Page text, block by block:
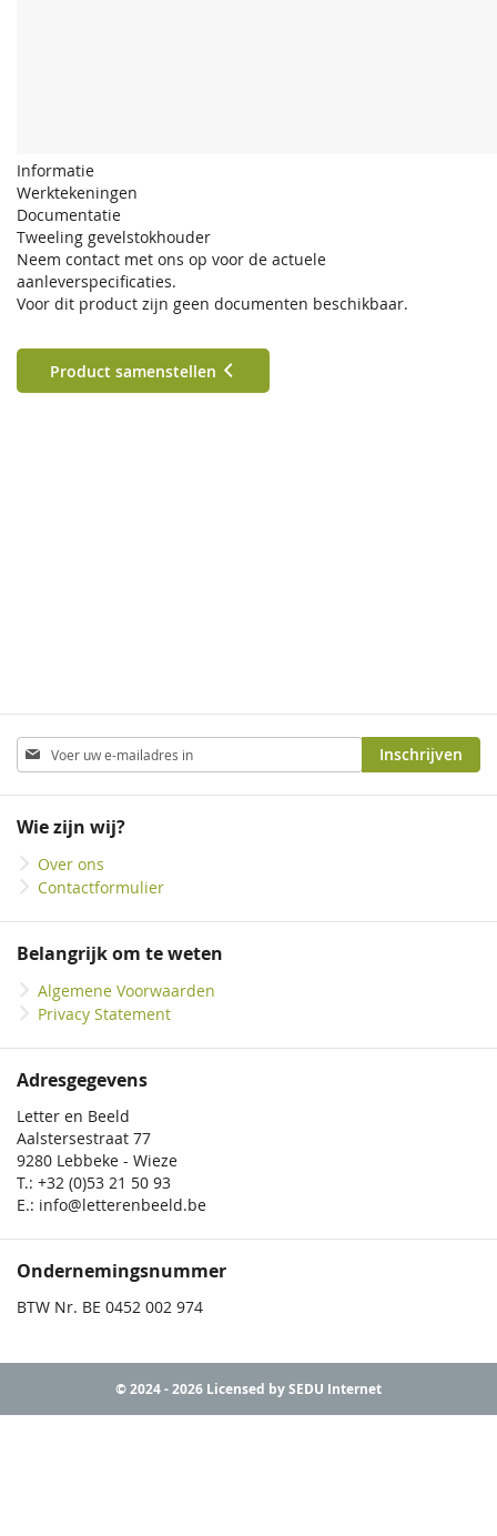
Informatie
Werktekeningen
Documentatie
Tweeling gevelstokhouder
Neem contact met ons op voor de actuele
aanleverspecificaties.
Voor dit product zijn geen documenten beschikbaar.
Product samenstellen
Abonneer
u
op
nieuwsbrief
Inschrijven
Wie zijn wij?
Over ons
Contactformulier
Belangrijk om te weten
Algemene Voorwaarden
Privacy Statement
Adresgegevens
Letter en Beeld
Aalstersestraat 77
9280 Lebbeke - Wieze
T.: +32 (0)53 21 50 93
E.: info@letterenbeeld.be
Ondernemingsnummer
BTW Nr. BE 0452 002 974
© 2024 - 2026 Licensed by SEDU Internet